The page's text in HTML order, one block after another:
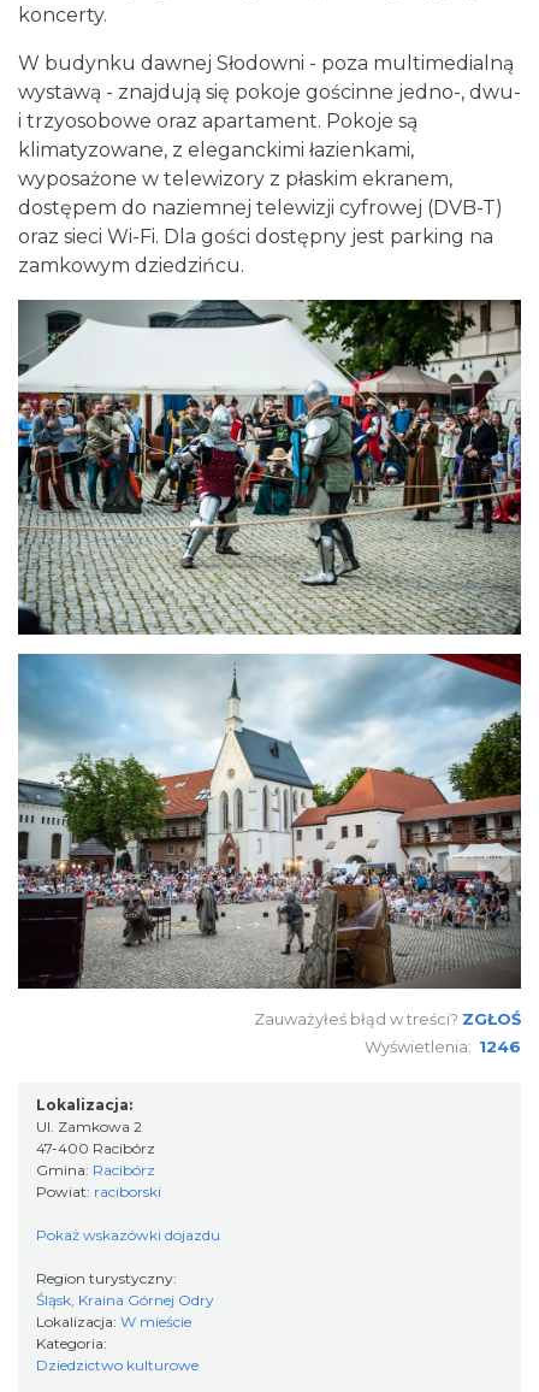
koncerty.
W budynku dawnej Słodowni - poza multimedialną
wystawą - znajdują się pokoje gościnne jedno-, dwu-
i trzyosobowe oraz apartament. Pokoje są
klimatyzowane, z eleganckimi łazienkami,
wyposażone w telewizory z płaskim ekranem,
dostępem do naziemnej telewizji cyfrowej (DVB-T)
oraz sieci Wi-Fi. Dla gości dostępny jest parking na
zamkowym dziedzińcu.
Zauważyłeś błąd w treści? ZGŁOŚ
Wyświetlenia: 1246
Lokalizacja:
Ul. Zamkowa 2
47-400 Racibórz
Gmina: Racibórz
Powiat: raciborski
Pokaż wskazówki dojazdu
Region turystyczny:
Śląsk, Kraina Górnej Odry
Lokalizacja: W mieście
Kategoria:
Dziedzictwo kulturowe